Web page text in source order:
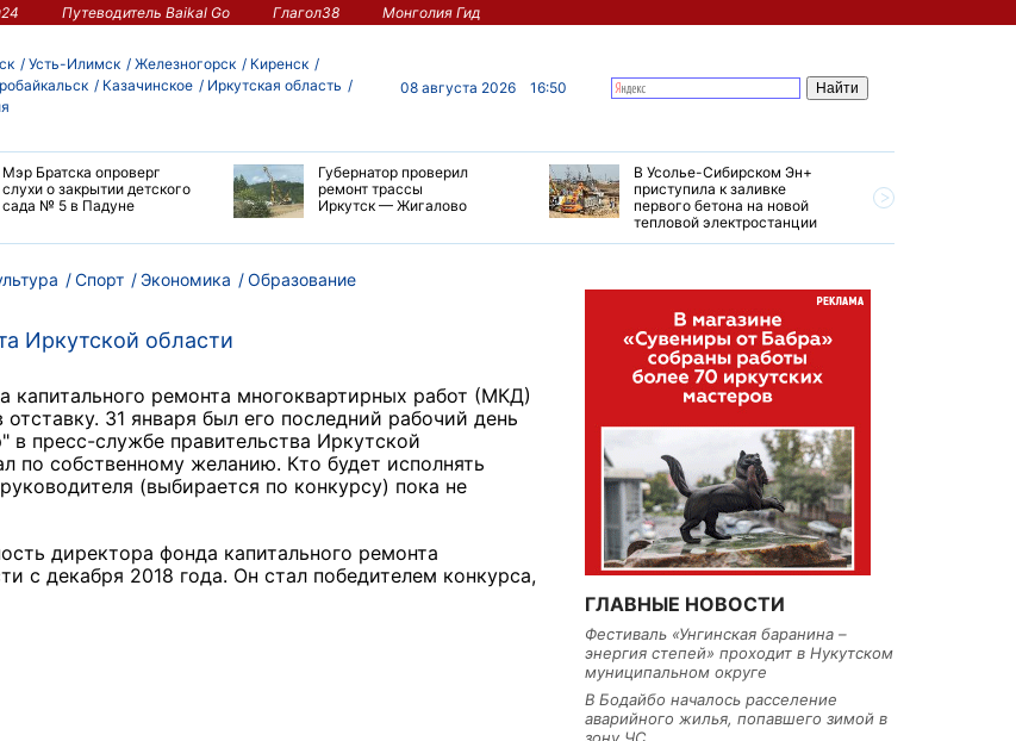
Путеводитель Baikal Go Глагол38 Монголия Гид
Усть-Илимск Железногорск
Киренск
Казачинское
Иркутская область
08 августа 2026 16:50
Мэр Братска опроверг
слухи о закрытии детского
сада № 5 в Падуне
Губернатор проверил
ремонт трассы
Иркутск — Жигалово
В Усолье-Сибирском Эн+
приступила к заливке
первого бетона на новой
тепловой электростанции
Спорт Экономика Образование
Иркутской области
капитального ремонта многоквартирных работ (МКД)
31 января был его последний рабочий день
пресс-службе правительства Иркутской
по собственному желанию. Кто будет исполнять
(выбирается по конкурсу) пока не
директора фонда капитального ремонта
с декабря 2018 года. Он стал победителем конкурса,
ГЛАВНЫЕ НОВОСТИ
Фестиваль «Унгинская баранина –
энергия степей» проходит в Нукутском
муниципальном округе
В Бодайбо началось расселение
аварийного жилья, попавшего зимой в